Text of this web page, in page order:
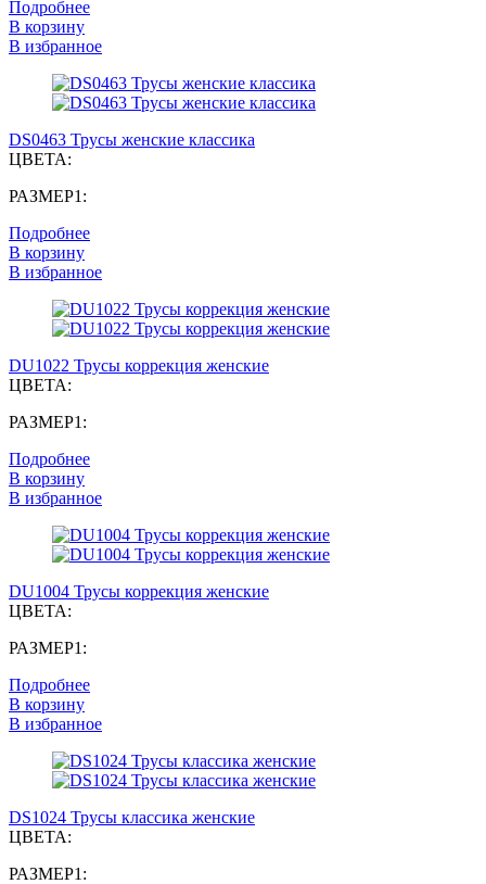
Подробнее
В корзину
В избранное
DS0463 Трусы женские классика
ЦВЕТА:
РАЗМЕР1:
Подробнее
В корзину
В избранное
DU1022 Трусы коррекция женские
ЦВЕТА:
РАЗМЕР1:
Подробнее
В корзину
В избранное
DU1004 Трусы коррекция женские
ЦВЕТА:
РАЗМЕР1:
Подробнее
В корзину
В избранное
DS1024 Трусы классика женские
ЦВЕТА:
РАЗМЕР1: